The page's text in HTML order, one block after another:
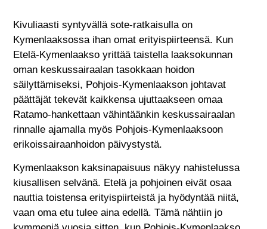
Kivuliaasti syntyvällä sote-ratkaisulla on
Kymenlaaksossa ihan omat erityispiirteensä. Kun
Etelä-Kymenlaakso yrittää taistella laaksokunnan
oman keskussairaalan tasokkaan hoidon
säilyttämiseksi, Pohjois-Kymenlaakson johtavat
päättäjät tekevät kaikkensa ujuttaakseen omaa
Ratamo-hankettaan vähintäänkin keskussairaalan
rinnalle ajamalla myös Pohjois-Kymenlaaksoon
erikoissairaanhoidon päivystystä.
Kymenlaakson kaksinapaisuus näkyy nahistelussa
kiusallisen selvänä. Etelä ja pohjoinen eivät osaa
nauttia toistensa erityispiirteistä ja hyödyntää niitä,
vaan oma etu tulee aina edellä. Tämä nähtiin jo